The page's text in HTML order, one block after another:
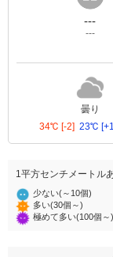
---
---
曇り
34℃ [-2] 23℃
1平方センチメートル
少ない(～10個)
多い(30個～)
極めて多い(100個～)